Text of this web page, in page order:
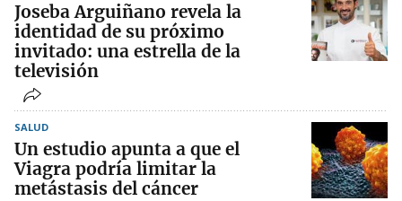
Joseba Arguiñano revela la
identidad de su próximo
invitado: una estrella de la
televisión
SALUD
Un estudio apunta a que el
Viagra podría limitar la
metástasis del cáncer